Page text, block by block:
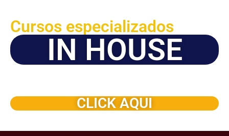
Cursos especializados
IN HOUSE
CLICK AQUI